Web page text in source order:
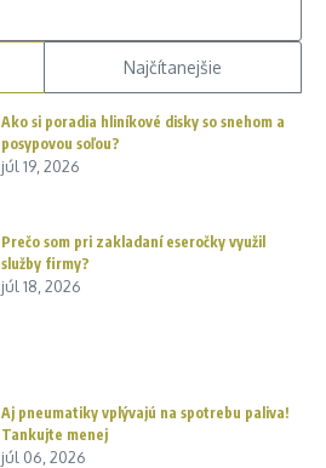
Najčítanejšie
Ako si poradia hliníkové disky so snehom a
posypovou soľou?
júl 19, 2026
Prečo som pri zakladaní eseročky využil
služby firmy?
júl 18, 2026
Aj pneumatiky vplývajú na spotrebu paliva!
Tankujte menej
júl 06, 2026